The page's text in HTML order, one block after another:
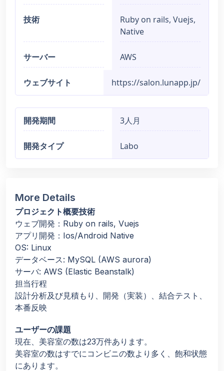
技術
Ruby on rails, Vuejs,
Native
サーバー AWS
ウェブサイト https://salon.lunapp.jp/
開発期間 3人月
開発タイプ Labo
More Details
プロジェクト概要技術
ウェブ開発：Ruby on rails, Vuejs
アプリ開発：Ios/Android Native
OS: Linux
データベース: MySQL (AWS aurora)
サーバ: AWS (Elastic Beanstalk)
担当行程
設計分析及び見積もり、開発（実装）、結合テスト、
本番反映
ユーザーの課題
現在、美容室の数は23万件あります。
美容室の数はすでにコンビニの数より多く、飽和状態
にあります。